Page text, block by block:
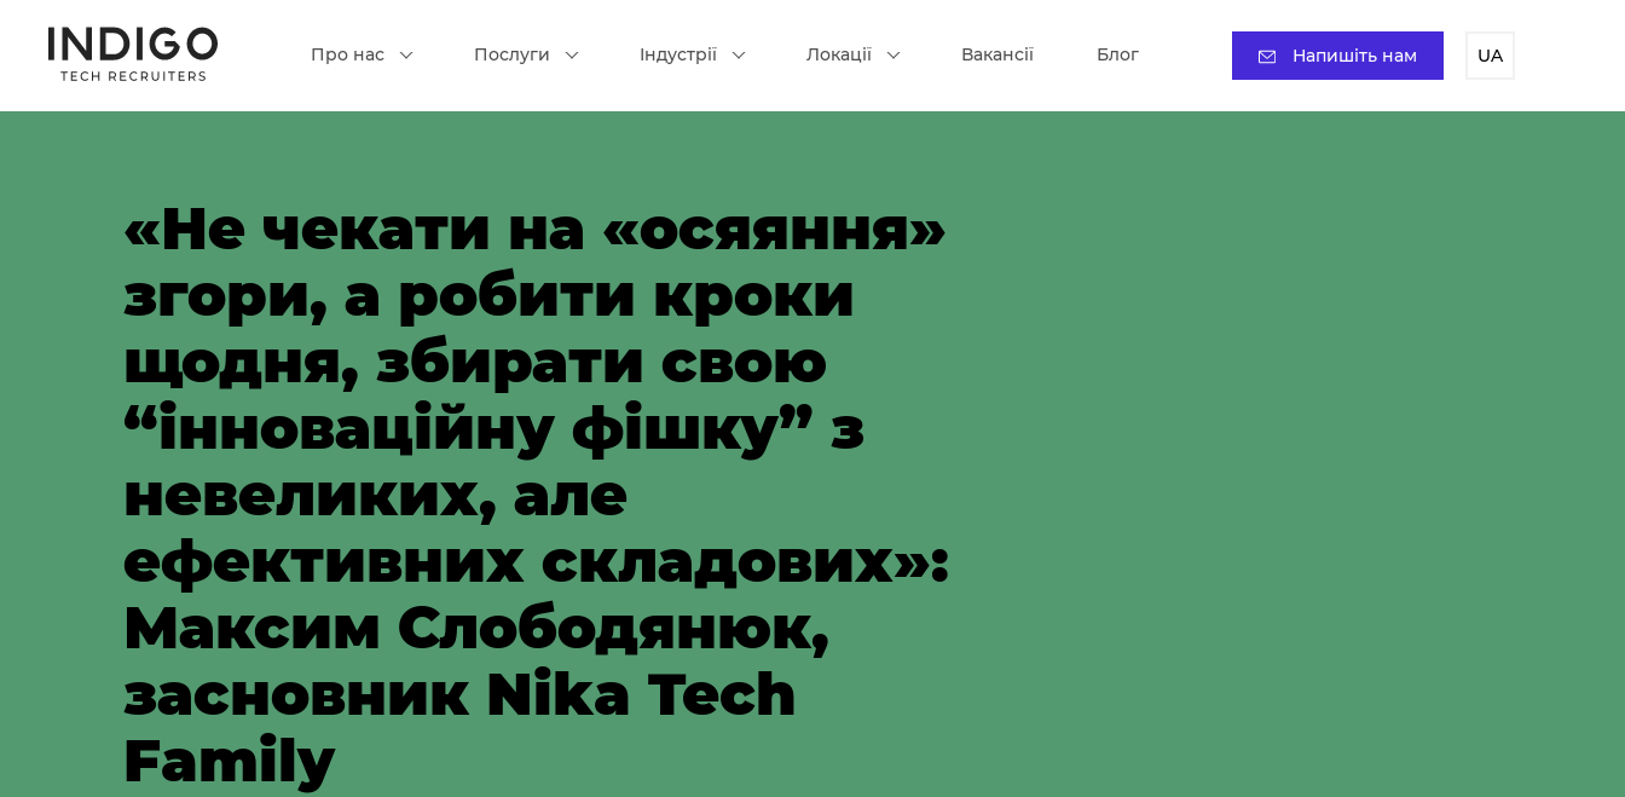
Про нас Послуги Індустрії Локації Вакансії Блог Напишіть нам UA
«Не чекати на «осяяння»
згори, а робити кроки
щодня, збирати свою
“інноваційну фішку” з
невеликих, але
ефективних складових»:
Максим Слободянюк,
засновник Nika Tech
Family